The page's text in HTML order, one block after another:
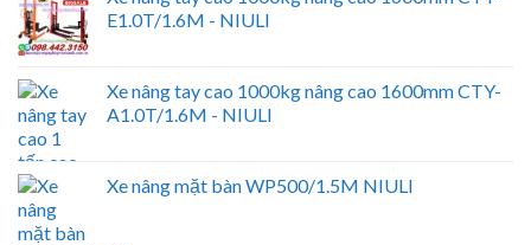
E1.0T/1.6M - NIULI
Xe nâng tay cao 1000kg nâng cao 1600mm CTY-
A1.0T/1.6M - NIULI
Xe nâng mặt bàn WP500/1.5M NIULI